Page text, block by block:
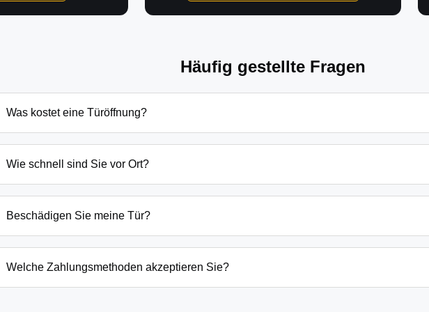
Häufig gestellte Fragen
Was kostet eine Türöffnung?
Schließanlage. Grundsätzlich beginnen unsere Preise bei 69€ tagsüber für einfache
Wie schnell sind Sie vor Ort?
eingesperrten Kindern oder laufenden Gefahrenquellen auch schneller.
Beschädigen Sie meine Tür?
absoluten Ausnahmefällen, wenn keine andere Möglichkeit besteht, müssen wir das
Welche Zahlungsmethoden akzeptieren Sie?